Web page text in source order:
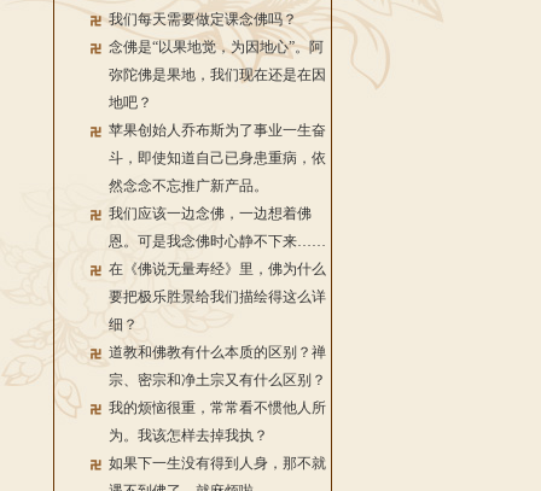
我们每天需要做定课念佛吗？
念佛是“以果地觉，为因地心”。阿
弥陀佛是果地，我们现在还是在因
地吧？
苹果创始人乔布斯为了事业一生奋
斗，即使知道自己已身患重病，依
然念念不忘推广新产品。
我们应该一边念佛，一边想着佛
恩。可是我念佛时心静不下来……
在《佛说无量寿经》里，佛为什么
要把极乐胜景给我们描绘得这么详
细？
道教和佛教有什么本质的区别？禅
宗、密宗和净土宗又有什么区别？
我的烦恼很重，常常看不惯他人所
为。我该怎样去掉我执？
如果下一生没有得到人身，那不就